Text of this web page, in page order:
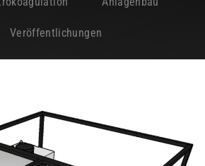
Veröffentlichungen